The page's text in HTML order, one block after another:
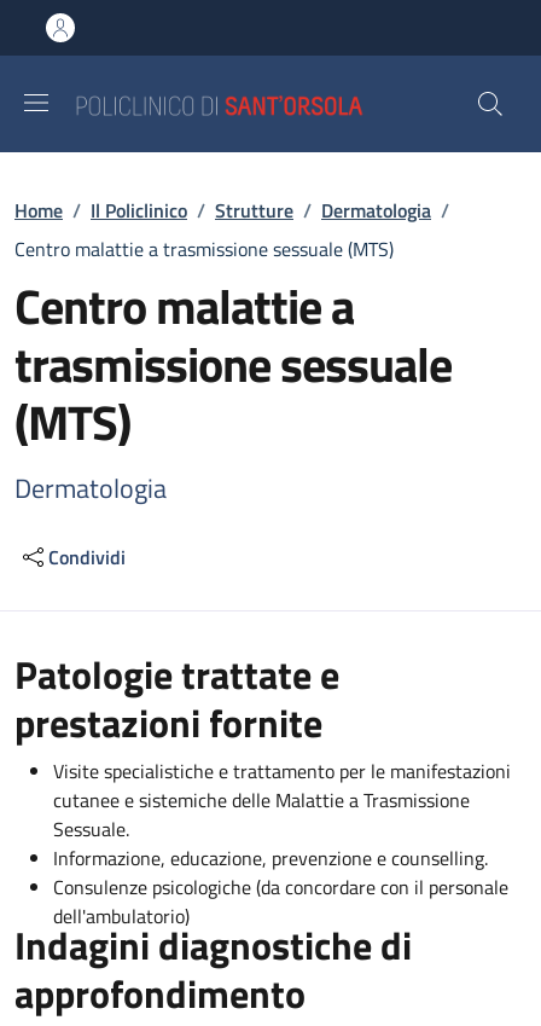
al contenuto principale
to footer content
Briciole di pane
Home / Il Policlinico / Strutture / Dermatologia /
Centro malattie a trasmissione sessuale (MTS)
Centro malattie a
trasmissione sessuale
(MTS)
Dermatologia
Condividi
Descrizione
Patologie trattate e
prestazioni fornite
Visite specialistiche e trattamento per le manifestazioni
cutanee e sistemiche delle Malattie a Trasmissione
Sessuale.
Informazione, educazione, prevenzione e counselling.
Consulenze psicologiche (da concordare con il personale
dell'ambulatorio)
Indagini diagnostiche di
approfondimento